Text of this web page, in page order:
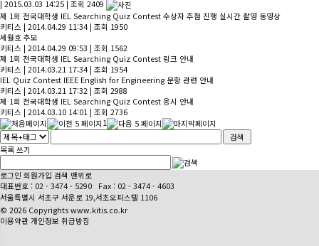
| 2015.03.03 14:25 | 조회 2409
제 1회 전국대학생 IEL Searching Quiz Contest 수상자 추첨 진행 실시간 촬영 동영상
키티스 | 2014.04.29 11:34 | 조회 1950
세월호 추모
키티스 | 2014.04.29 09:53 | 조회 1562
제 1회 전국대학생 IEL Searching Quiz Contest 링크 안내
키티스 | 2014.03.21 17:34 | 조회 1954
IEL Quiz Contest IEEE English for Engineering 문항 관련 안내
키티스 | 2014.03.21 17:32 | 조회 2988
제 1회 전국대학생 IEL Searching Quiz Contest 응시 안내
키티스 | 2014.03.10 14:01 | 조회 2736
1
목록 쓰기
로그인 회원가입 검색 맨위로
대표번호 : 02 - 3474 - 5290
Fax : 02 - 3474 - 4603
서울특별시 서초구 서운로 19,서초오피스텔 1106
© 2026 Copyrights www.kitis.co.kr
이용약관 개인정보 취급방침